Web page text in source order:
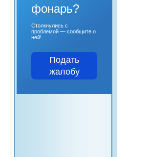
фонарь?
Столкнулись с
проблемой — сообщите о
ней!
Подать
жалобу